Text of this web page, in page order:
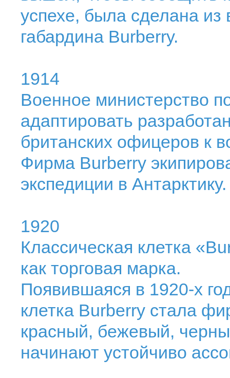
успехе, была сделана из
габардина Burberry.
1914
Военное министерство
адаптировать
британских офицеров к
Фирма Burberry
экспедиции в Антарктику.
1920
Классическая клетка
как торговая марка.
Появившаяся в 1920-х
клетка Burberry стала
красный, бежевый,
начинают устойчиво